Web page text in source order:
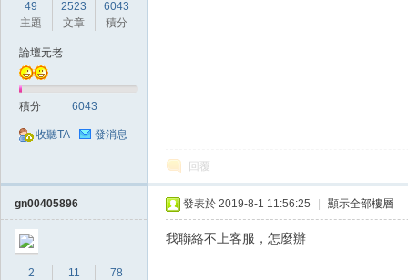
49
主題
2523
文章
6043
積分
論壇元老
積分 6043
收聽TA 發消息
回覆
gn00405896
2
11
78
發表於 2019-8-1 11:56:25 顯示全部樓層
我聯絡不上客服，怎麼辦